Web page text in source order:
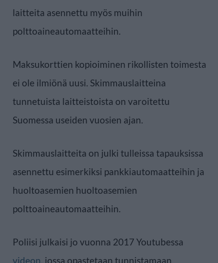
laitteita asennettu myös muihin
polttoaineautomaatteihin.
Maksukorttien kopioiminen rikollisten toimesta
ei ole ilmiönä uusi. Skimmauslaitteina
tunnetuista laitteistoista on varoitettu
Suomessa useiden vuosien ajan.
Skimmauslaitteita on julki tulleissa tapauksissa
asennettu esimerkiksi pankkiautomaatteihin ja
huoltoasemien huoltoasemien
polttoaineautomaatteihin.
Poliisi julkaisi jo vuonna 2017 Youtubessa
videon, jossa opastetaan tunnistamaan